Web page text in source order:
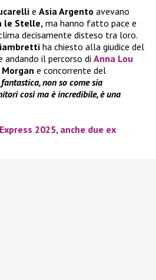
e Asia Argento avevano
le Stelle, ma hanno fatto pace e
decisamente disteso tra loro.
ha chiesto alla giudice del
andando il percorso di Anna Lou
Morgan e concorrente del
non so come sia
così ma è incredibile, è una
2025, anche due ex